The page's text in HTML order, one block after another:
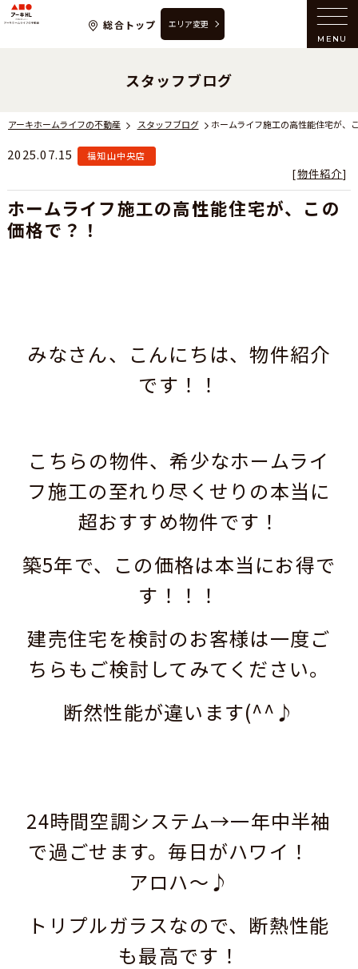
アーキホームライフの不動産
総合トップ エリア変更
MENU
アーキホームライフの不動産 スタッフブログ
スタッフブログ
2025.07.15 福知山中央店
[物件紹介]
ホームライフ施工の高性能住宅が、この
価格で？！
みなさん、こんにちは、物件紹介
です！！
こちらの物件、希少なホームライ
フ施工の至れり尽くせりの本当に
超おすすめ物件です！
築5年で、この価格は本当にお得で
す！！！
建売住宅を検討のお客様は一度ご
ちらもご検討してみてください。
断然性能が違います(^^♪
24時間空調システム→一年中半袖
で過ごせます。毎日がハワイ！
アロハ～ ♪
トリプルガラスなので、断熱性能
も最高です！